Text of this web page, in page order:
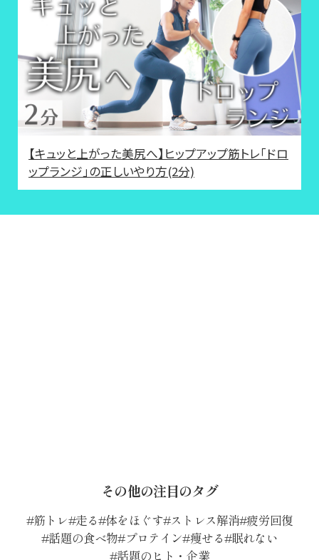
【キュッと上がった美尻へ】ヒップアップ筋トレ「ドロ
ップランジ」の正しいやり方(2分)
その他の注目のタグ
筋トレ 走る 体をほぐす ストレス解消 疲労回復
話題の食べ物 プロテイン 痩せる 眠れない
話題のヒト・企業